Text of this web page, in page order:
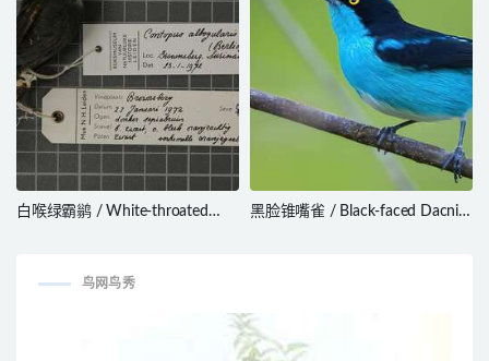
白喉绿霸鹟 / White-throated
黑脸锥嘴雀 / Black-faced Dacnis
鸟网鸟秀